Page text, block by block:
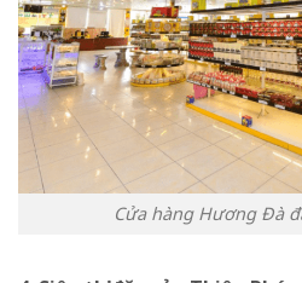
Cửa hàng Hương Đà